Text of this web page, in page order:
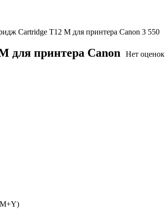
Cartridge T12 M для принтера Canon 3 550
для принтера Canon Нет оценок